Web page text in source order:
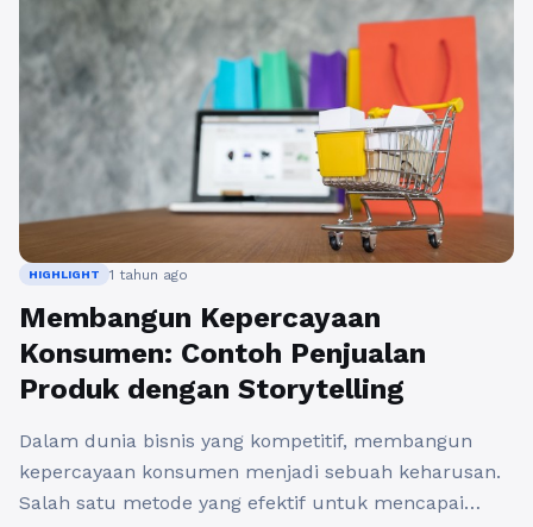
HIGHLIGHT 1 tahun ago
Membangun Kepercayaan
Konsumen: Contoh Penjualan
Produk dengan Storytelling
Dalam dunia bisnis yang kompetitif, membangun
kepercayaan konsumen menjadi sebuah keharusan.
Salah satu metode yang efektif untuk mencapai